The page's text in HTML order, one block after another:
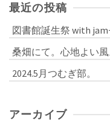
最近の投稿
図書館誕生祭 with
桑畑にて。心地よい風
2024.5月つむぎ部。
アーカイブ